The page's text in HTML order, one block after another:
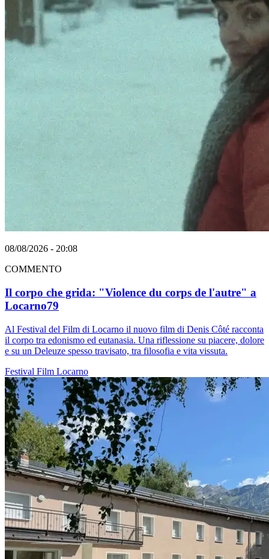
08/08/2026 - 20:08
COMMENTO
Il corpo che grida: "Violence du corps de l'autre" a
Locarno79
Al Festival del Film di Locarno il nuovo film di Denis Côté racconta
il corpo tra edonismo ed eutanasia. Una riflessione su piacere, dolore
e su un Deleuze spesso travisato, tra filosofia e vita vissuta.
Festival Film Locarno